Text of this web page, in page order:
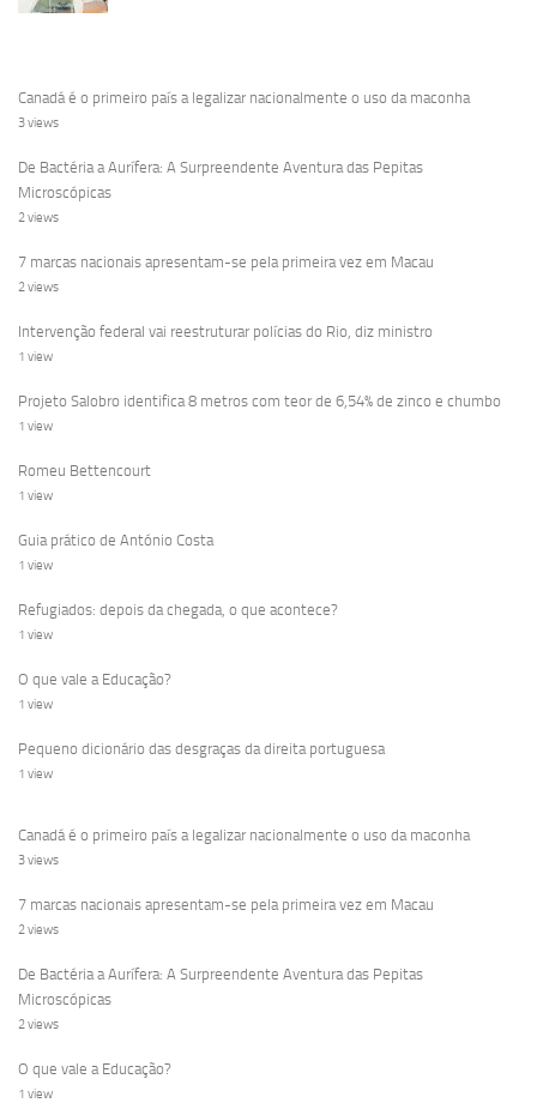
Canadá é o primeiro país a legalizar nacionalmente o uso da maconha
3 views
De Bactéria a Aurífera: A Surpreendente Aventura das Pepitas
Microscópicas
2 views
7 marcas nacionais apresentam-se pela primeira vez em Macau
2 views
Intervenção federal vai reestruturar polícias do Rio, diz ministro
1 view
Projeto Salobro identifica 8 metros com teor de 6,54% de zinco e chumbo
1 view
Romeu Bettencourt
1 view
Guia prático de António Costa
1 view
Refugiados: depois da chegada, o que acontece?
1 view
O que vale a Educação?
1 view
Pequeno dicionário das desgraças da direita portuguesa
1 view
Canadá é o primeiro país a legalizar nacionalmente o uso da maconha
3 views
7 marcas nacionais apresentam-se pela primeira vez em Macau
2 views
De Bactéria a Aurífera: A Surpreendente Aventura das Pepitas
Microscópicas
2 views
O que vale a Educação?
1 view